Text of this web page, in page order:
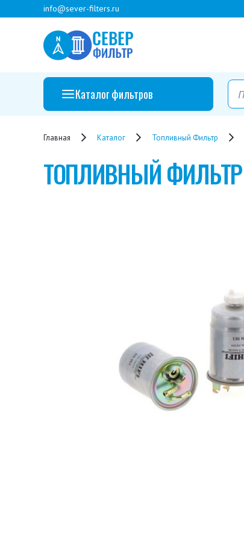
info@sever-filters.ru
Каталог фильтров
Главная Каталог Топливный Фильтр
ТОПЛИВНЫЙ ФИЛЬТР